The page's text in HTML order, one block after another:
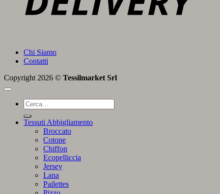
Chi Siamo
Contatti
Copyright 2026 © Tessilmarket Srl
Cerca:
Tessuti Abbigliamento
Broccato
Cotone
Chiffon
Ecopelliccia
Jersey
Lana
Pailettes